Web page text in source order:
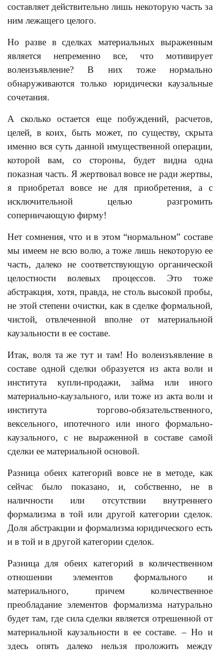
составляет действительно лишь некоторую часть за
ним лежащего целого.
Но разве в сделках материальных выраженным
является непременно все, что мотивирует
волеизъявление? В них тоже нормально
обнаруживаются только юридически каузальные
сочетания.
А сколько остается еще побуждений, расчетов,
целей, в коих, быть может, по существу, скрыта
именно вся суть данной имущественной операции,
которой вам, со стороны, будет видна одна
показная часть. Я жертвовал вовсе не ради жертвы,
я приобретал вовсе не для приобретения, а с
исключительной целью разгромить
соперничающую фирму!
Нет сомнения, что и в этом “нормальном” составе
мы имеем не всю волю, а тоже лишь некоторую ее
часть, далеко не соответствующую органической
целостности волевых процессов. Это тоже
абстракция, хотя, правда, не столь высокой пробы,
не этой степени очистки, как в сделке формальной,
чистой, отвлеченной вполне от материальной
каузальности в ее составе.
Итак, воля та же тут и там! Но волеизъявление в
составе одной сделки образуется из акта воли и
института купли-продажи, займа или иного
материально-каузального, или тоже из акта воли и
института торгово-обязательственного,
вексельного, ипотечного или иного формально-
каузального, с не выраженной в составе самой
сделки ее материальной основой.
Разница обеих категорий вовсе не в методе, как
сейчас было показано, и, собственно, не в
наличности или отсутствии внутреннего
формализма в той или другой категории сделок.
Доля абстракции и формализма юридического есть
и в той и в другой категории сделок.
Разница для обеих категорий в количественном
отношении элементов формального и
материального, причем количественное
преобладание элементов формализма натурально
будет там, где сила сделки является отрешенной от
материальной каузальности в ее составе. – Но и
здесь опять далеко нельзя проложить между